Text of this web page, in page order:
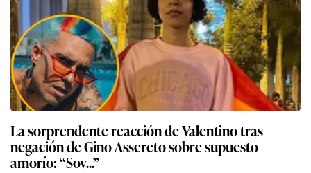
La sorprendente reacción de Valentino tras
negación de Gino Assereto sobre supuesto
amorío: “Soy...”